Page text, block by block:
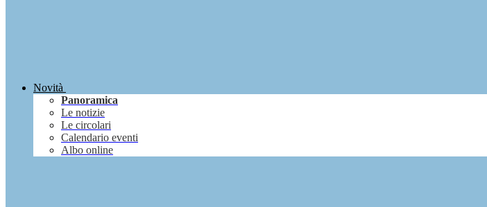
Novità
Panoramica
Le notizie
Le circolari
Calendario eventi
Albo online